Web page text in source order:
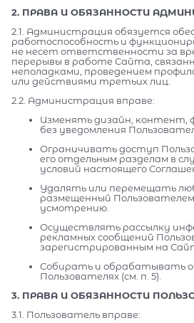
2. ПРАВА И ОБЯЗАННОСТИ
2.1. Администрация обязуется
работоспособность и
не несет ответственности за
перерывы в работе Сайта,
неполадками, проведением
или действиями третьих лиц.
2.2. Администрация вправе:
Изменять дизайн, контент,
без уведомления
Ограничивать доступ
его отдельным разделам в
условий настоящего
Удалять или перемещать
размещенный
усмотрению.
Осуществлять рассылку
рекламных сообщений
зарегистрированным на
Собирать и обрабатывать
Пользователях (см. п. 5).
3. ПРАВА И ОБЯЗАННОСТИ
3.1. Пользователь вправе: